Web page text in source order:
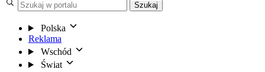
Szukaj
Polska
Reklama
Wschód
Świat